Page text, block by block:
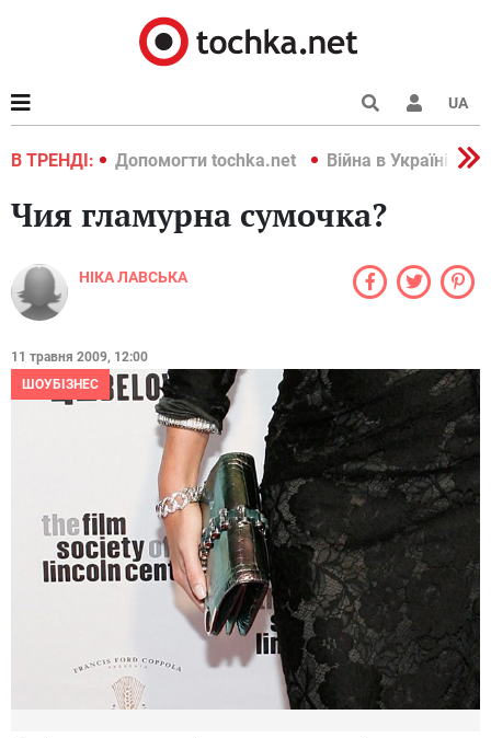
UA
В ТРЕНДІ:
2022 Допомогти tochka.net Війна в Україні 2022
Чия гламурна сумочка?
НІКА ЛАВСЬКА
11 травня 2009, 12:00
ШОУБІЗНЕС